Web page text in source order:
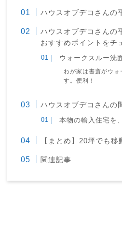
ハウスオブデコさんの
ハウスオブデコさんの
おすすめポイントをチ
ウォークスルー洗
わが家は書斎がウォ
す。便利！
ハウスオブデコさんの
本物の輸入住宅を
【まとめ】20坪でも
関連記事